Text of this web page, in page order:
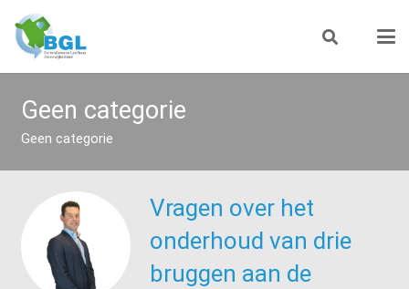
Geen categorie
Geen categorie
Vragen over het
onderhoud van drie
bruggen aan de